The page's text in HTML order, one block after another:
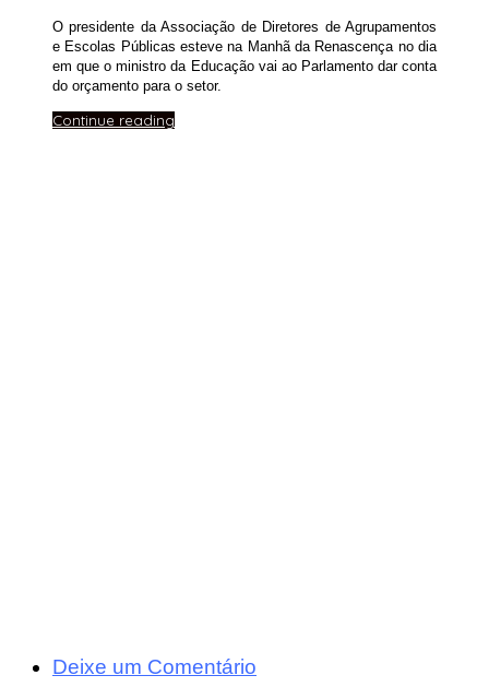
O presidente da Associação de Diretores de Agrupamentos
e Escolas Públicas esteve na Manhã da Renascença no dia
em que o ministro da Educação vai ao Parlamento dar conta
do orçamento para o setor.
Continue reading
Deixe um Comentário